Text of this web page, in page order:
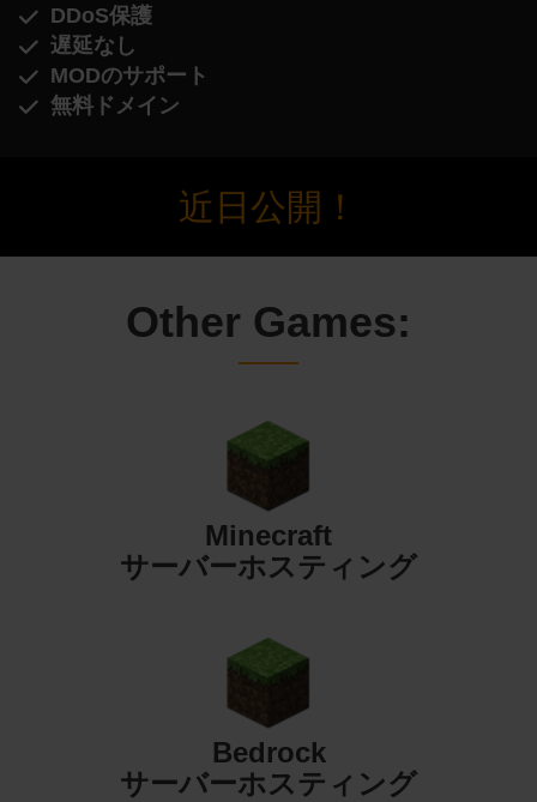
DDoS保護
遅延なし
MODのサポート
無料ドメイン
近日公開！
Other Games:
Minecraft
サーバーホスティング
Bedrock
サーバーホスティング